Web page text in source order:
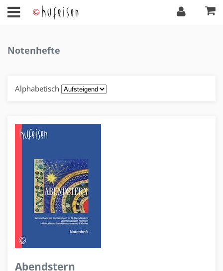
Notenhefte
Alphabetisch
Abendstern